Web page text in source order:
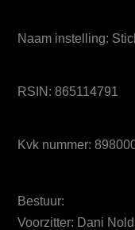
Naam instelling:
RSIN: 865114791
Kvk nummer:
Bestuur:
Voorzitter: Dani